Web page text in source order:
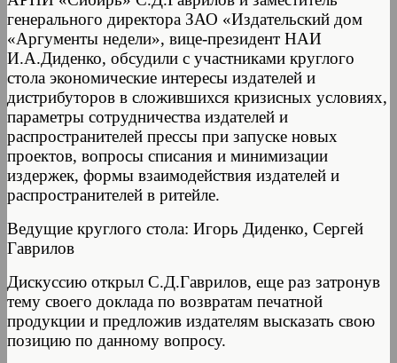
генерального директора ЗАО «Издательский дом
«Аргументы недели», вице-президент НАИ
И.А.Диденко, обсудили с участниками круглого
стола экономические интересы издателей и
дистрибуторов в сложившихся кризисных условиях,
параметры сотрудничества издателей и
распространителей прессы при запуске новых
проектов, вопросы списания и минимизации
издержек, формы взаимодействия издателей и
распространителей в ритейле.
Ведущие круглого стола: Игорь Диденко, Сергей
Гаврилов
Дискуссию открыл С.Д.Гаврилов, еще раз затронув
тему своего доклада по возвратам печатной
продукции и предложив издателям высказать свою
позицию по данному вопросу.